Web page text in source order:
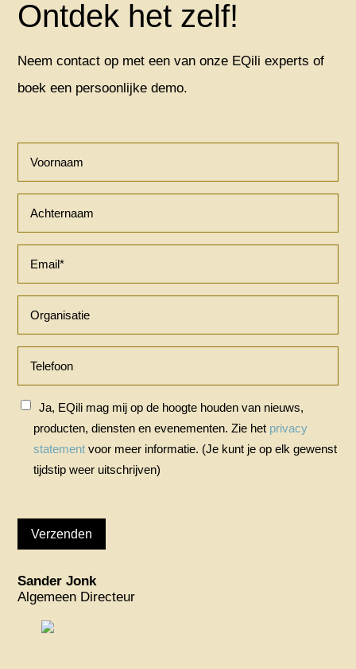
Ontdek het zelf!
Neem contact op met een van onze EQili experts of
boek een persoonlijke demo.
Ja, EQili mag mij op de hoogte houden van nieuws,
producten, diensten en evenementen. Zie het privacy
statement voor meer informatie. (Je kunt je op elk gewenst
tijdstip weer uitschrijven)
Sander Jonk
Algemeen Directeur